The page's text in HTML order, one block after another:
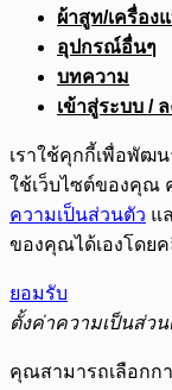
ผ้าสูท/เครื่อง
อุปกรณ์อื่นๆ
บทความ
เข้าสู่ระบบ /
เราใช้คุกกี้เพื่อพัฒ
ใช้เว็บไซต์ของคุณ
ความเป็นส่วนตัว แ
ของคุณได้เองโดย
ยอมรับ
ตั้งค่าความเป็นส่วน
คุณสามารถเลือกก